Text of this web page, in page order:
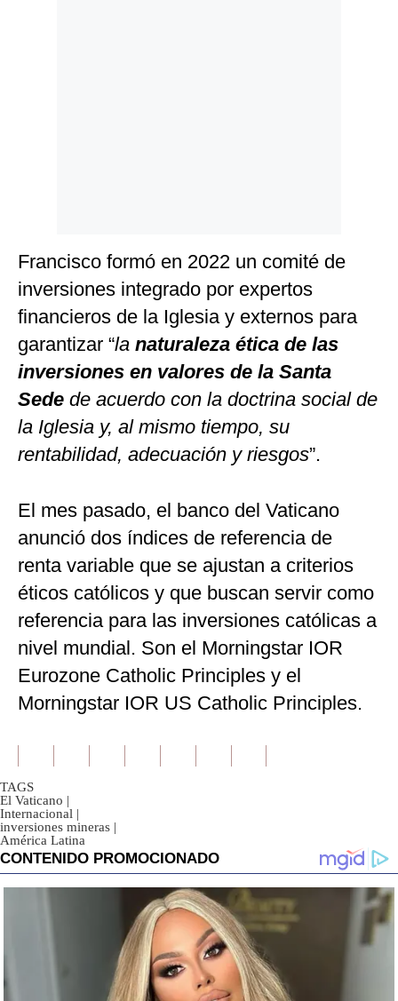
Francisco formó en 2022 un comité de
inversiones integrado por expertos
financieros de la Iglesia y externos para
garantizar “la naturaleza ética de las
inversiones en valores de la Santa
Sede de acuerdo con la doctrina social de
la Iglesia y, al mismo tiempo, su
rentabilidad, adecuación y riesgos”.
El mes pasado, el banco del Vaticano
anunció dos índices de referencia de
renta variable que se ajustan a criterios
éticos católicos y que buscan servir como
referencia para las inversiones católicas a
nivel mundial. Son el Morningstar IOR
Eurozone Catholic Principles y el
Morningstar IOR US Catholic Principles.
TAGS
El Vaticano |
Internacional |
inversiones mineras |
América Latina